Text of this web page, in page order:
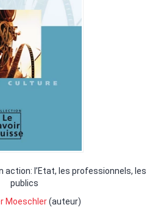
action: l’Etat, les professionnels, les
publics
Moeschler(auteur)